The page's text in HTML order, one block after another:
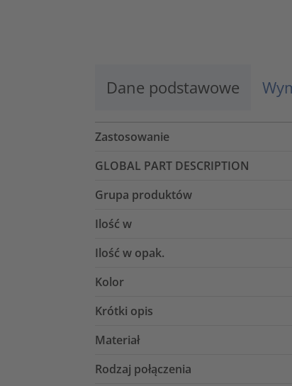
Dane podstawowe
Zastosowanie
GLOBAL PART DESCRIPTION
Grupa produktów
Ilość w
Ilość w opak.
Kolor
Krótki opis
Materiał
Rodzaj połączenia